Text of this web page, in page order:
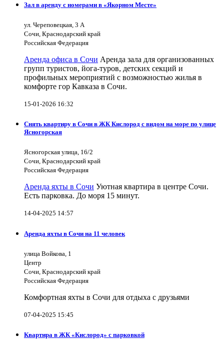
Зал в аренду с номерами в «Якорном Месте»
ул. Череповецкая, 3 А
Сочи, Краснодарский край
Российская Федерация
Аренда офиса в Сочи Аренда зала для организованных
групп туристов, йога-туров, детских секций и
профильных мероприятий с возможностью жилья в
комфорте гор Кавказа в Сочи.
15-01-2026 16:32
Снять квартиру в Сочи в ЖК Кислород с видом на море по улице
Ясногорская
Ясногорская улица, 16/2
Сочи, Краснодарский край
Российская Федерация
Аренда яхты в Сочи Уютная квартира в центре Сочи.
Есть парковка. До моря 15 минут.
14-04-2025 14:57
Аренда яхты в Сочи на 11 человек
улица Войкова, 1
Центр
Сочи, Краснодарский край
Российская Федерация
Комфортная яхты в Сочи для отдыха с друзьями
07-04-2025 15:45
Квартира в ЖК «Кислород» с парковкой